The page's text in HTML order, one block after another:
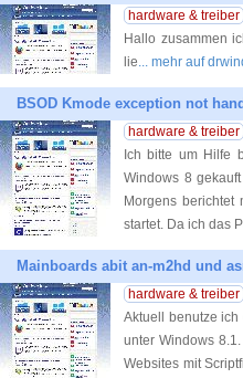
hardware & treiber
Hallo zusammen
lie... mehr auf
BSOD Kmode exception not
hardware & treiber
Ich bitte um Hilfe
Windows 8
Morgens
startet. Da ich das
Mainboards abit an-m2hd und
hardware & treiber
Aktuell benutze
unter Windows
Websites mit